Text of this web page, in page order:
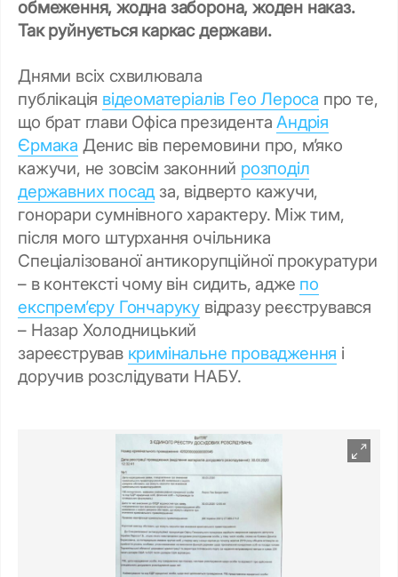
обмеження, жодна заборона, жоден наказ.
Так руйнується каркас держави.
Днями всіх схвилювала
публікація відеоматеріалів Гео Лероса про те,
що брат глави Офіса президентаАндрія
Єрмака Денис вів перемовини про, м’яко
кажучи, не зовсім законний розподіл
державних посад за, відверто кажучи,
гонорари сумнівного характеру. Між тим,
після мого штурхання очільника
Спеціалізованої антикорупційної прокуратури
– в контексті чому він сидить, адже по
експрем’єру Гончаруку відразу реєструвався
– Назар Холодницький
зареєстрував кримінальне провадження і
доручив розслідувати НАБУ.